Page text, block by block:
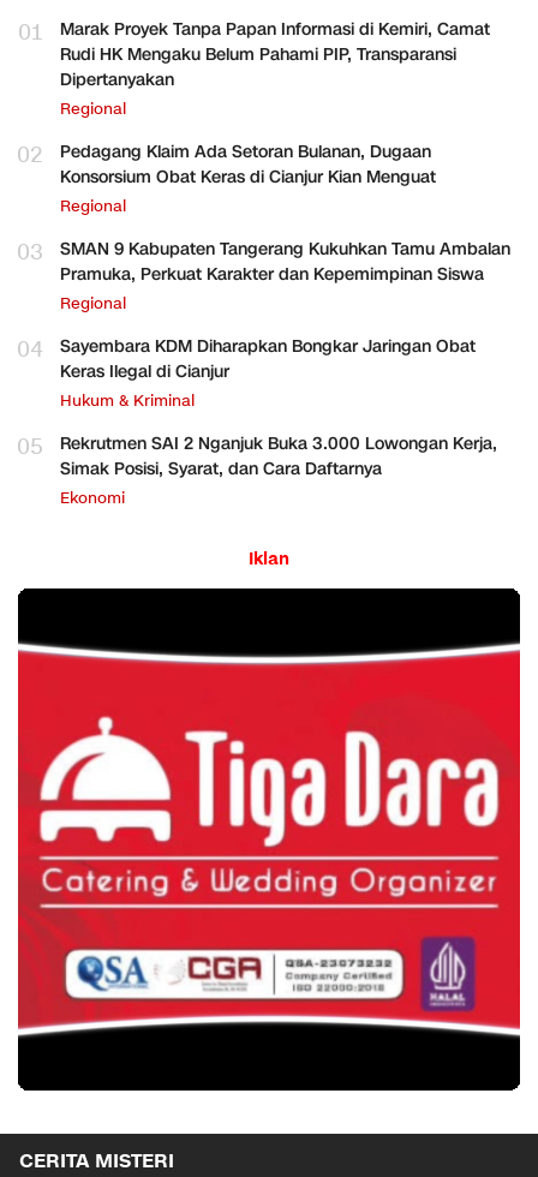
01
Marak Proyek Tanpa Papan Informasi di Kemiri, Camat
Rudi HK Mengaku Belum Pahami PIP, Transparansi
Dipertanyakan
Regional
02
Pedagang Klaim Ada Setoran Bulanan, Dugaan
Konsorsium Obat Keras di Cianjur Kian Menguat
Regional
03
SMAN 9 Kabupaten Tangerang Kukuhkan Tamu Ambalan
Pramuka, Perkuat Karakter dan Kepemimpinan Siswa
Regional
04
Sayembara KDM Diharapkan Bongkar Jaringan Obat
Keras Ilegal di Cianjur
Hukum & Kriminal
05
Rekrutmen SAI 2 Nganjuk Buka 3.000 Lowongan Kerja,
Simak Posisi, Syarat, dan Cara Daftarnya
Ekonomi
Iklan
CERITA MISTERI